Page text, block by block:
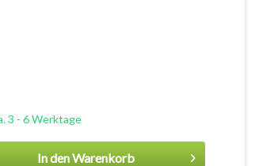
3 - 6 Werktage
In denWarenkorb